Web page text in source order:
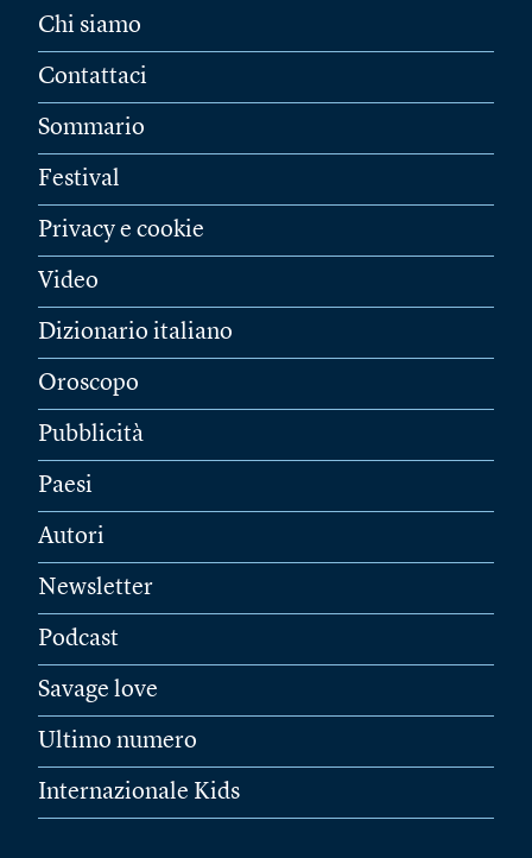
Chi siamo
Contattaci
Sommario
Festival
Privacy e cookie
Video
Dizionario italiano
Oroscopo
Pubblicità
Paesi
Autori
Newsletter
Podcast
Savage love
Ultimo numero
Internazionale Kids